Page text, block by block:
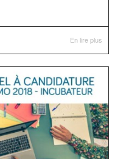
En lire plus